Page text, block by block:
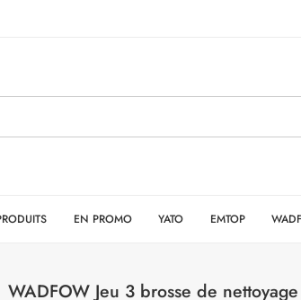
EN PROMO YATO EMTOP
WADFOW Jeu 3 brosse de